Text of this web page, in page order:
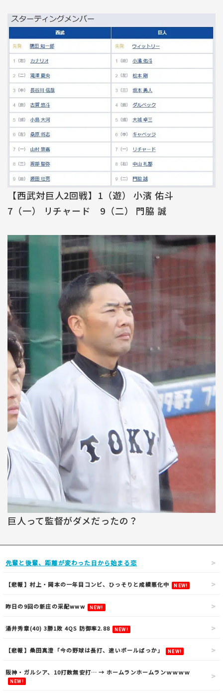
【西武対巨人2回戦】1（遊） 小濱 佑斗
7（一） リチャード 9（二） 門脇 誠
巨人って監督がダメだったの？
先輩と後輩、距離が変わった日から始まる恋
【悲報】村上・岡本の一年目コンビ、ひっそりと成績悪化中 NEW!
昨日の9回の新庄の采配www NEW!
涌井秀章(40) 3勝1敗 4QS 防御率2.88 NEW!
【悲報】桑田真澄「今の野球は長打、速いボールばっか」 NEW!
阪神・ガルシア、10打数無安打… → ホームランホームランｗｗｗｗ
NEW!